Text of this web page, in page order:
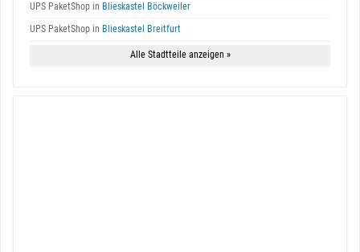
UPS PaketShop in Blieskastel Böckweiler
UPS PaketShop in Blieskastel Breitfurt
Alle Stadtteile anzeigen »